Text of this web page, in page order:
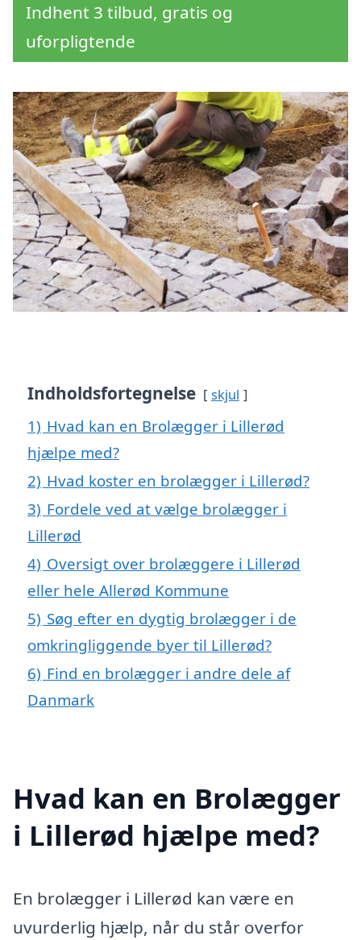
Indhent 3 tilbud, gratis og
uforpligtende
Indholdsfortegnelse skjul
1) Hvad kan en Brolægger i Lillerød
hjælpe med?
2) Hvad koster en brolægger i Lillerød?
3) Fordele ved at vælge brolægger i
Lillerød
4) Oversigt over brolæggere i Lillerød
eller hele Allerød Kommune
5) Søg efter en dygtig brolægger i de
omkringliggende byer til Lillerød?
6) Find en brolægger i andre dele af
Danmark
Hvad kan en Brolægger
i Lillerød hjælpe med?
En brolægger i Lillerød kan være en
uvurderlig hjælp, når du står overfor